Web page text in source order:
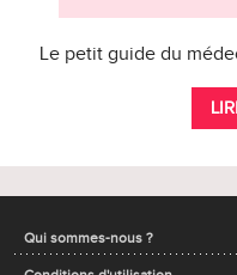
Le petit guide du
Qui sommes-nous ?